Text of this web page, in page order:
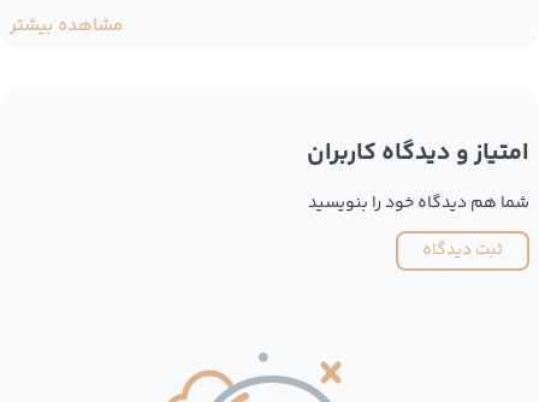
مشاهده بیشتر
امتیاز و دیدگاه کاربران
شما هم دیدگاه خود را بنویسید
ثبت دیدگاه